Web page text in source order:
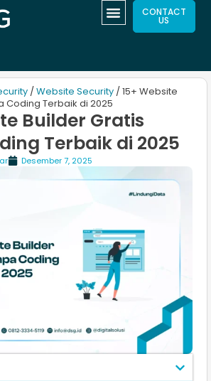
CONTACT
US
/ Website Security / 15+ Website
Coding Terbaik di 2025
Builder Gratis​
Terbaik di 2025
Desember 7, 2025